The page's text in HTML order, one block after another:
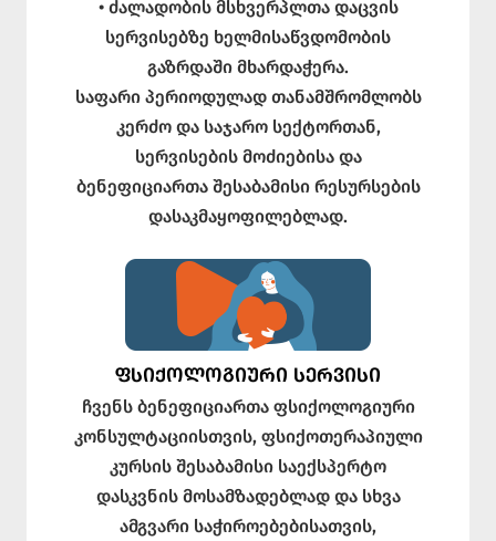
• ძალადობის მსხვერპლთა დაცვის
სერვისებზე ხელმისაწვდომობის
გაზრდაში მხარდაჭერა.
საფარი პერიოდულად თანამშრომლობს
კერძო და საჯარო სექტორთან,
სერვისების მოძიებისა და
ბენეფიციართა შესაბამისი რესურსების
დასაკმაყოფილებლად.
ᲤᲡᲘᲥᲝᲚᲝᲒᲘᲣᲠᲘ ᲡᲔᲠᲕᲘᲡᲘ
ჩვენს ბენეფიციართა ფსიქოლოგიური
კონსულტაციისთვის, ფსიქოთერაპიული
კურსის შესაბამისი საექსპერტო
დასკვნის მოსამზადებლად და სხვა
ამგვარი საჭიროებებისათვის,